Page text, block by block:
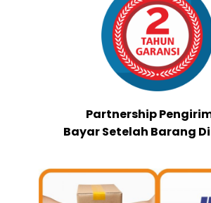
Partnership
Bayar Setelah Barang